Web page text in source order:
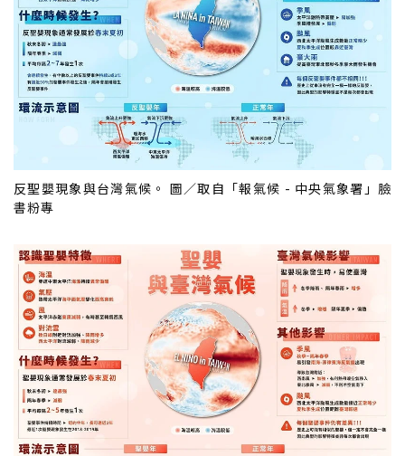
反聖嬰現象與台灣氣候。 圖／取自「報氣候 - 中央氣象署」臉
書粉專